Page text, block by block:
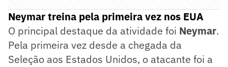
Neymar treina pela primeira vez nos EUA
O principal destaque da atividade foi Neymar.
Pela primeira vez desde a chegada da
Seleção aos Estados Unidos, o atacante foi a